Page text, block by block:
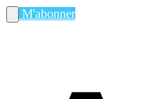
M'abonner